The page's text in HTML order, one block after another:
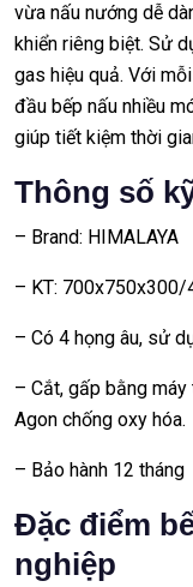
vừa nấu nướng dễ
khiển riêng biệt. Sử
gas hiệu quả. Với
đầu bếp nấu nhiều
giúp tiết kiệm thời
Thông số
– Brand: HIMALAYA
– KT: 700x750x300/
– Có 4 họng âu, sử
– Cắt, gấp bằng
Agon chống oxy hóa.
– Bảo hành 12 tháng
Đặc điểm
nghiệp